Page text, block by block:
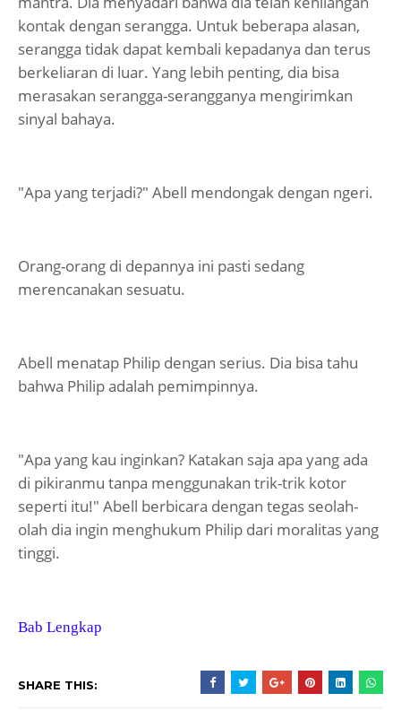
kontak dengan serangga. Untuk beberapa alasan,
serangga tidak dapat kembali kepadanya dan terus
berkeliaran di luar. Yang lebih penting, dia bisa
merasakan serangga-serangganya mengirimkan
sinyal bahaya.
"Apa yang terjadi?" Abell mendongak dengan ngeri.
Orang-orang di depannya ini pasti sedang
merencanakan sesuatu.
Abell menatap Philip dengan serius. Dia bisa tahu
bahwa Philip adalah pemimpinnya.
"Apa yang kau inginkan? Katakan saja apa yang ada
di pikiranmu tanpa menggunakan trik-trik kotor
seperti itu!" Abell berbicara dengan tegas seolah-
olah dia ingin menghukum Philip dari moralitas yang
tinggi.
Bab Lengkap
SHARE THIS: